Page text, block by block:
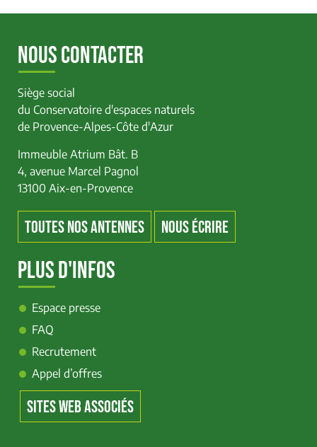
NOUS CONTACTER
Siège social
du Conservatoire d'espaces naturels
de Provence-Alpes-Côte d'Azur
Immeuble Atrium Bât. B
4, avenue Marcel Pagnol
13100 Aix-en-Provence
TOUTES NOS ANTENNES NOUS ÉCRIRE
PLUS D'INFOS
Espace presse
FAQ
Recrutement
Appel d’offres
SITES WEB ASSOCIÉS